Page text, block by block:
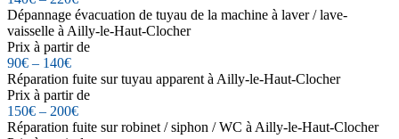
Dépannage évacuation de tuyau de la machine à laver / lave-
vaisselle à Ailly-le-Haut-Clocher
Prix à partir de
90€ – 140€
Réparation fuite sur tuyau apparent à Ailly-le-Haut-Clocher
Prix à partir de
150€ – 200€
Réparation fuite sur robinet / siphon / WC à Ailly-le-Haut-Clocher